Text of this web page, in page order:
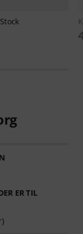
ER TIL